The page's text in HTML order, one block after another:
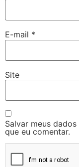
E-mail *
Site
Salvar meus
que eu comentar.